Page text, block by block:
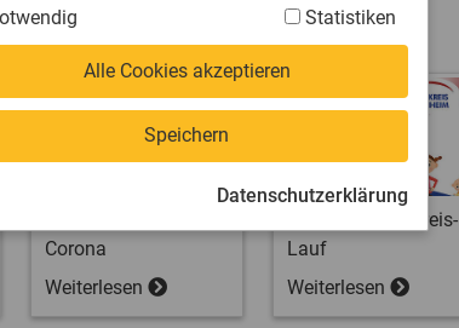
Statistiken
Alle Cookies akzeptieren
Speichern
Datenschutzerklärung
UND AKTIONEN
Corona
Weiterlesen
Virtueller Sportkreis-
Lauf
Weiterlesen